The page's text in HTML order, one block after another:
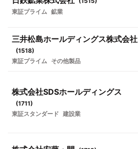
東証プライム 鉱業
三井松島ホールディングス株式会社
(1518)
東証プライム その他製品
株式会社SDSホールディングス
(1711)
東証スタンダード 建設業